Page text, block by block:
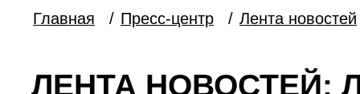
Главная / Пресс-центр / Лента новостей
ЛЕНТА НОВОСТЕЙ: